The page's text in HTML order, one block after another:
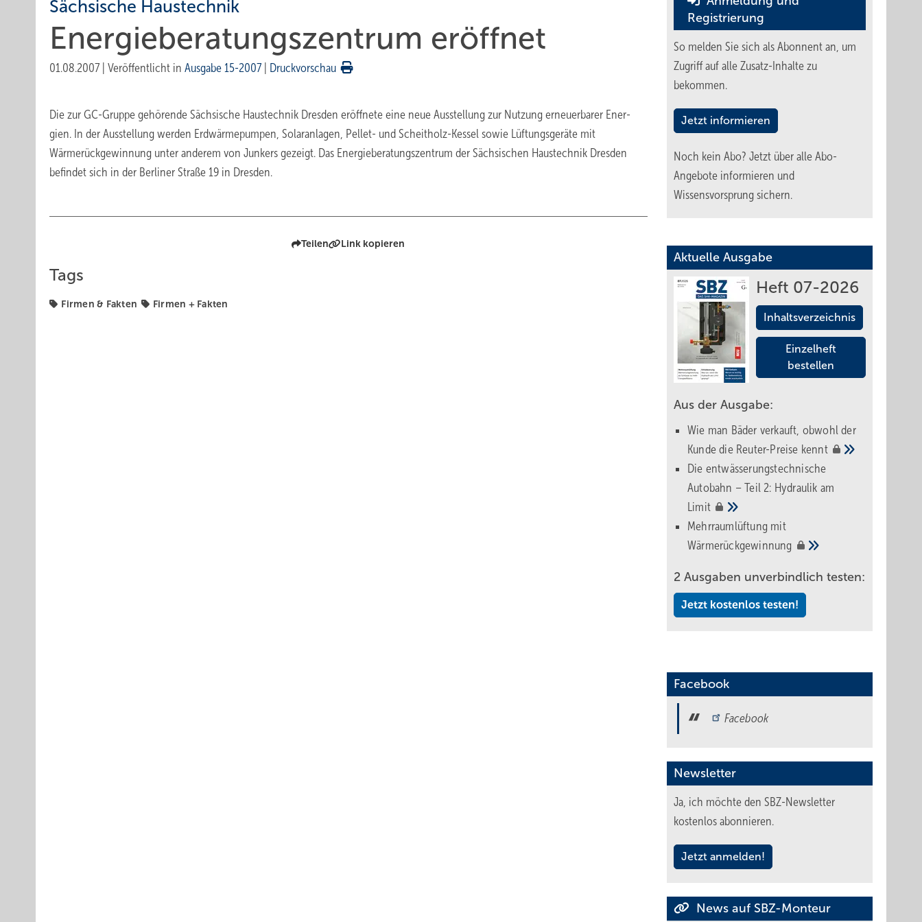
Sächsische Haustechnik
Energieberatungszentrum eröffnet
01.08.2007 Veröffentlicht in Ausgabe 15-2007 Druckvorschau
Die zur GC-Gruppe gehörende Sächsische Haustechnik Dresden eröffnete eine neue Ausstellung zur Nutzung erneuerbarer Ener­
gien. In der Ausstellung werden Erdwärmepumpen, Solaranlagen, Pellet- und Scheitholz-Kessel sowie Lüftungsgeräte mit
Wärmerückgewinnung unter anderem von Junkers gezeigt. Das Energie­beratungszentrum der Sächsischen Haustechnik Dresden
befindet sich in der Berliner Straße 19 in Dresden.
Teilen Link kopieren
Tags
Firmen & Fakten Firmen + Fakten
Registrierung
So melden Sie sich als Abonnent an, um
Zugriff auf alle Zusatz-Inhalte zu
bekommen.
Jetzt informieren
Noch kein Abo? Jetzt über alle Abo-
Angebote informieren und
Wissensvorsprung sichern.
Aktuelle Ausgabe
Heft 07-2026
Inhaltsverzeichnis
Einzelheft
bestellen
Aus der Ausgabe:
Wie man Bäder verkauft, obwohl der
Kunde die Reuter-Preise kennt
Die entwässerungstechnische
Autobahn – Teil 2: Hydraulik am
Limit
Mehrraumlüftung mit
Wärmerückgewinnung
2 Ausgaben unverbindlich testen:
Jetzt kostenlos testen!
Facebook
Facebook
Newsletter
Ja, ich möchte den SBZ-Newsletter
kostenlos abonnieren.
Jetzt anmelden!
News auf SBZ-Monteur